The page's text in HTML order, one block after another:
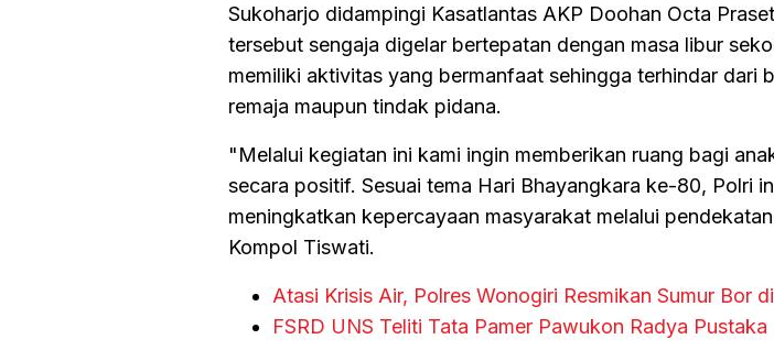
Sukoharjo didampingi Kasatlantas AKP Doohan Octa
tersebut sengaja digelar bertepatan dengan masa libur
memiliki aktivitas yang bermanfaat sehingga terhindar dari
remaja maupun tindak pidana.
"Melalui kegiatan ini kami ingin memberikan ruang bagi
secara positif. Sesuai tema Hari Bhayangkara ke-80, Polri
meningkatkan kepercayaan masyarakat melalui
Kompol Tiswati.
Atasi Krisis Air, Polres Wonogiri Resmikan Sumur Bor
FSRD UNS Teliti Tata Pamer Pawukon Radya Pustaka